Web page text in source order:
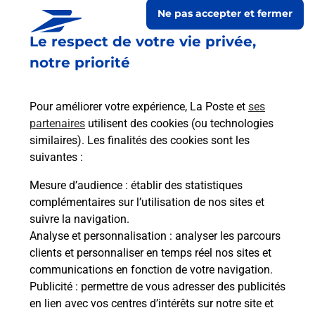
Le respect de votre vie privée,
notre priorité
Pour améliorer votre expérience, La Poste et ses
partenaires utilisent des cookies (ou technologies
similaires). Les finalités des cookies sont les
suivantes :
Mesure d’audience : établir des statistiques
complémentaires sur l’utilisation de nos sites et
suivre la navigation.
Analyse et personnalisation : analyser les parcours
clients et personnaliser en temps réel nos sites et
communications en fonction de votre navigation.
Publicité : permettre de vous adresser des publicités
en lien avec vos centres d’intérêts sur notre site et
Ne pas accepter et fermer
Prochaine collecte du courriersamedià 08h00
6 Rue Du Bourg
21310 Tanay
Itinéraire
Le lien s'ouvre dans un nouvel onglet